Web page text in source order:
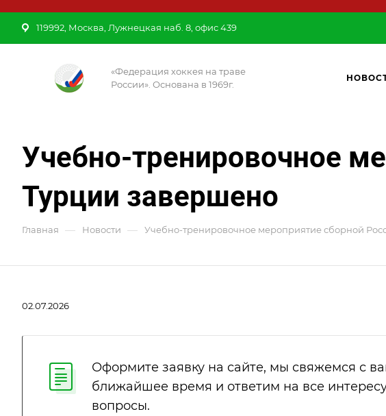
119992, Москва, Лужнецкая наб. 8, офис 439
«Федерация хоккея на траве
России». Основана в 1969г.
Учебно-тренировочное
Турции завершено
Главная — Новости — Учебно-тренировочное мероприятие сборной
02.07.2026
Оформите заявку на сайте, мы свяжемся с
ближайшее время и ответим на все
вопросы.